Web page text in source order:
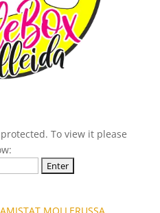
To view it please